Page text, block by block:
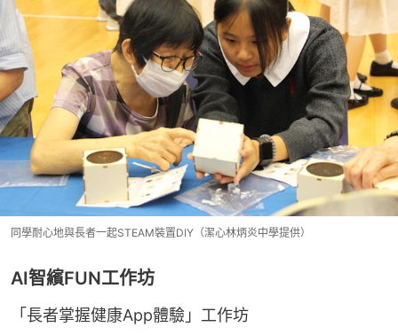
同學耐心地與長者一起STEAM裝置DIY（潔心林炳炎中學提供）
AI智繽FUN工作坊
「長者掌握健康App體驗」工作坊